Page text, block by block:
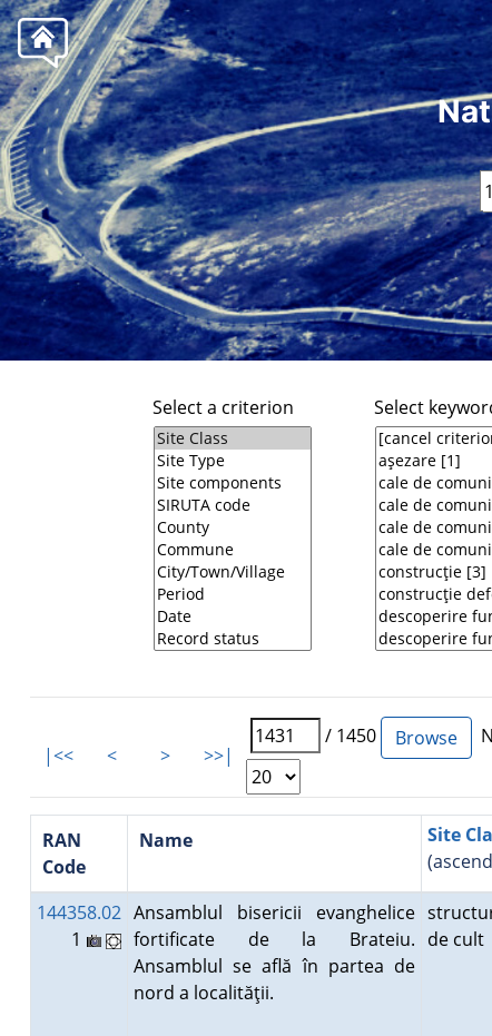
Select a criterion Select
|<< < > >>|
/ 1450
RAN
Code
Name
Site
144358.02
1
Ansamblul bisericii evanghelice
fortificate de la Brateiu.
Ansamblul se află în partea de
nord a localităţii.
de cult